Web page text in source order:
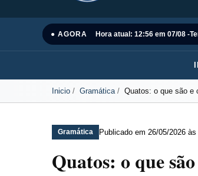
● AGORA Hora atual: 12:56 em 07/08 -
Inicio Gramática Quatos: o que são e
Gramática Publicado em 26/05/2026
Quatos: o que